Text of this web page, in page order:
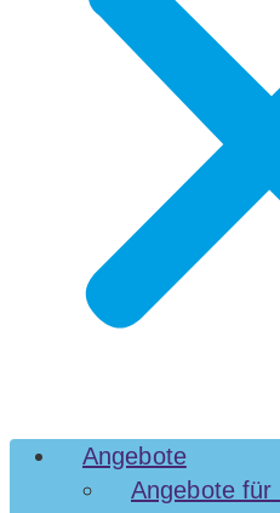
Angebote
Angebote für